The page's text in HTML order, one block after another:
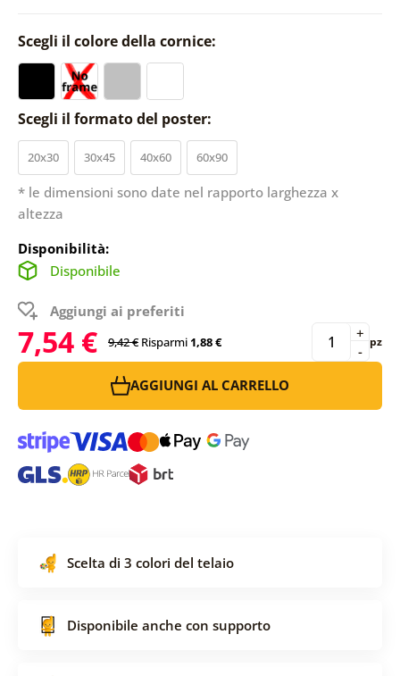
Scegli il colore della cornice:
Scegli il formato del poster:
20x30 30x45 40x60 60x90
* le dimensioni sono date nel rapporto larghezza x
altezza
Disponibilità:
Disponibile
Aggiungi ai preferiti
7,54 € 9,42 € Risparmi1,88 € -
+ pz
AGGIUNGI AL CARRELLO
Scelta di 3 colori del telaio
Disponibile anche con supporto